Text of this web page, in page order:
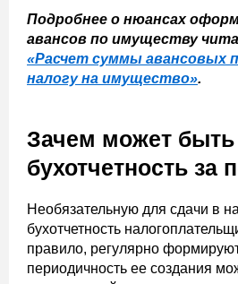
Подробнее о нюансах
авансов по имуществу
«Расчет суммы авансовых
налогу на имущество».
Зачем может
бухотчетность за
Необязательную для сдачи в
бухотчетность
правило, регулярно
периодичность ее создания